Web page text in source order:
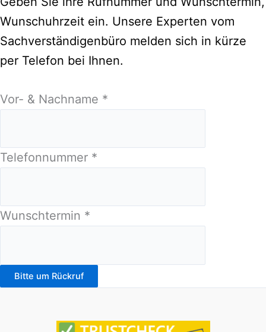
Wunschuhrzeit ein. Unsere Experten vom
Sachverständigenbüro melden sich in kürze
per Telefon bei Ihnen.
Vor- & Nachname *
Telefonnummer *
Wunschtermin *
Bitte um Rückruf